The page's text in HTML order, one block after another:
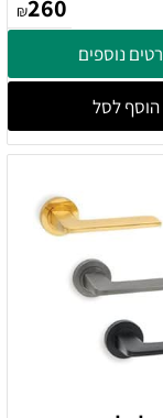
₪260
נוספים
הוסף לסל